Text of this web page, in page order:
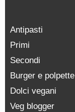
Antipasti
Primi
Secondi
Burger e polpette
Dolci vegani
Veg blogger